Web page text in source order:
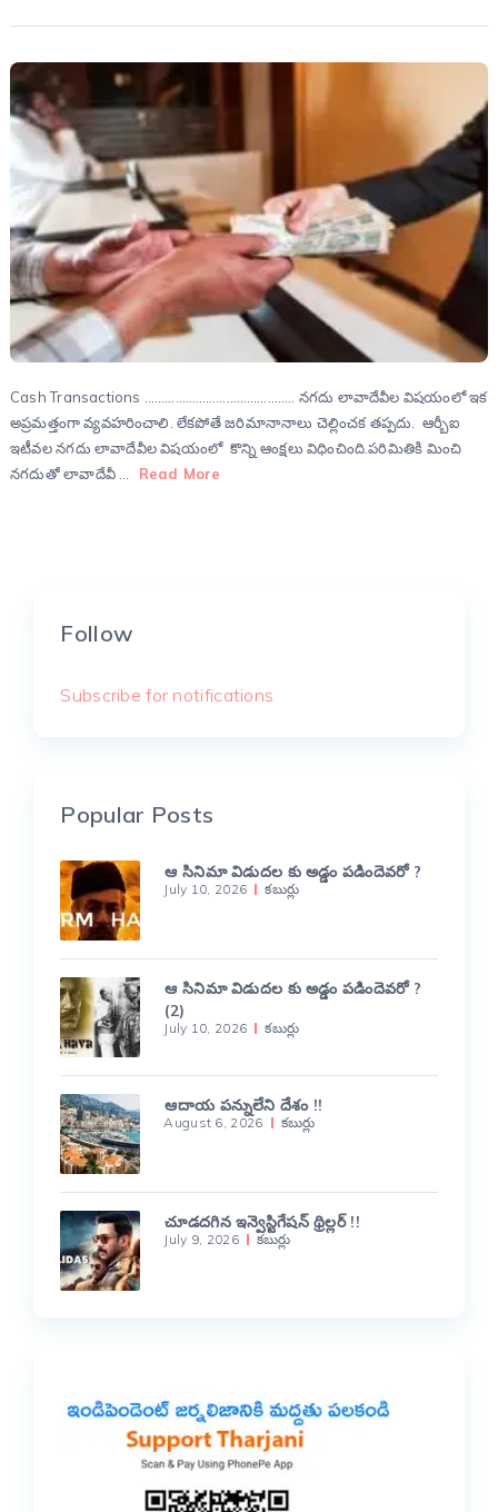
Cash Transactions …………………………………….. నగదు లావాదేవీల విషయంలో ఇక
అప్రమత్తంగా వ్యవహరించాలి. లేకపోతే జరిమానానాలు చెల్లించక తప్పదు. ఆర్బీఐ
ఇటీవల నగదు లావాదేవీల విషయంలో కొన్ని ఆంక్షలు విధించింది.పరిమితికి మించి
నగదుతో లావాదేవీ …
Read More
Follow
Subscribe for notifications
Popular Posts
ఆ సినిమా విడుదల కు అడ్డం పడిందెవరో ?
July 10, 2026 కబుర్లు
ఆ సినిమా విడుదల కు అడ్డం పడిందెవరో ?
(2)
July 10, 2026 కబుర్లు
ఆదాయ పన్నులేని దేశం !!
August 6, 2026 కబుర్లు
చూడదగిన ఇన్వెస్టిగేషన్ థ్రిల్లర్ !!
July 9, 2026 కబుర్లు